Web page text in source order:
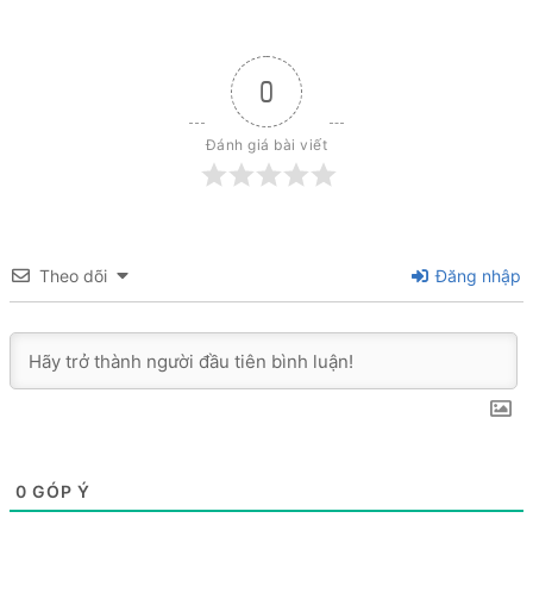
0
Đánh giá bài viết
Theo dõi Đăng nhập
0 GÓP Ý